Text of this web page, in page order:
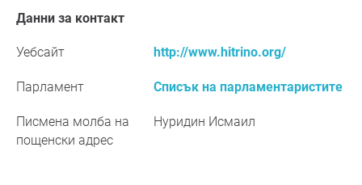
Данни за контакт
Уебсайт http://www.hitrino.org/
Парламент Списък на парламентаристите
Писмена молба на
пощенски адрес
Нуридин Исмаил